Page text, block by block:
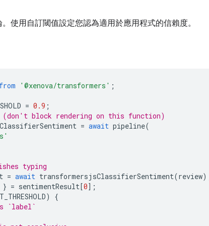
使用自訂閾值設定您認為適用於應用程式的信賴度。
from '@xenova/transformers' ;
= 0.9 ;
block rendering on this function)
= await pipeline(
typing
= await transformersjsClassifierSentiment(review
} = sentimentResult[0];
)
{
`label`